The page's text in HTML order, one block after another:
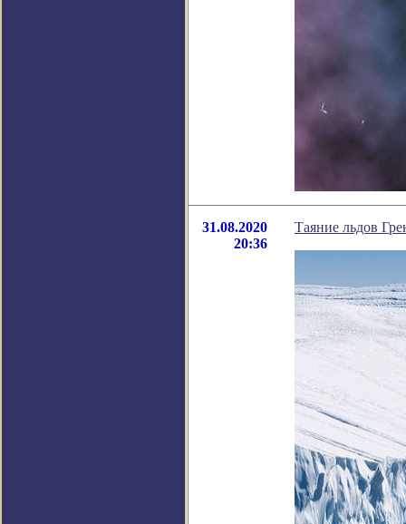
31.08.2020
20:36
Таяние льдов